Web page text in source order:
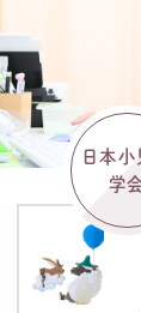
日本小
学